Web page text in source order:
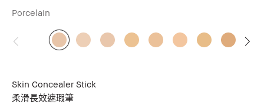
Porcelain
Skin Concealer Stick
柔滑長效遮瑕筆